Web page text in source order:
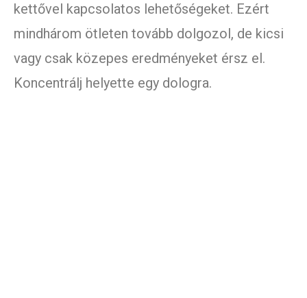
kettővel kapcsolatos lehetőségeket. Ezért
mindhárom ötleten tovább dolgozol, de kicsi
vagy csak közepes eredményeket érsz el.
Koncentrálj helyette egy dologra.